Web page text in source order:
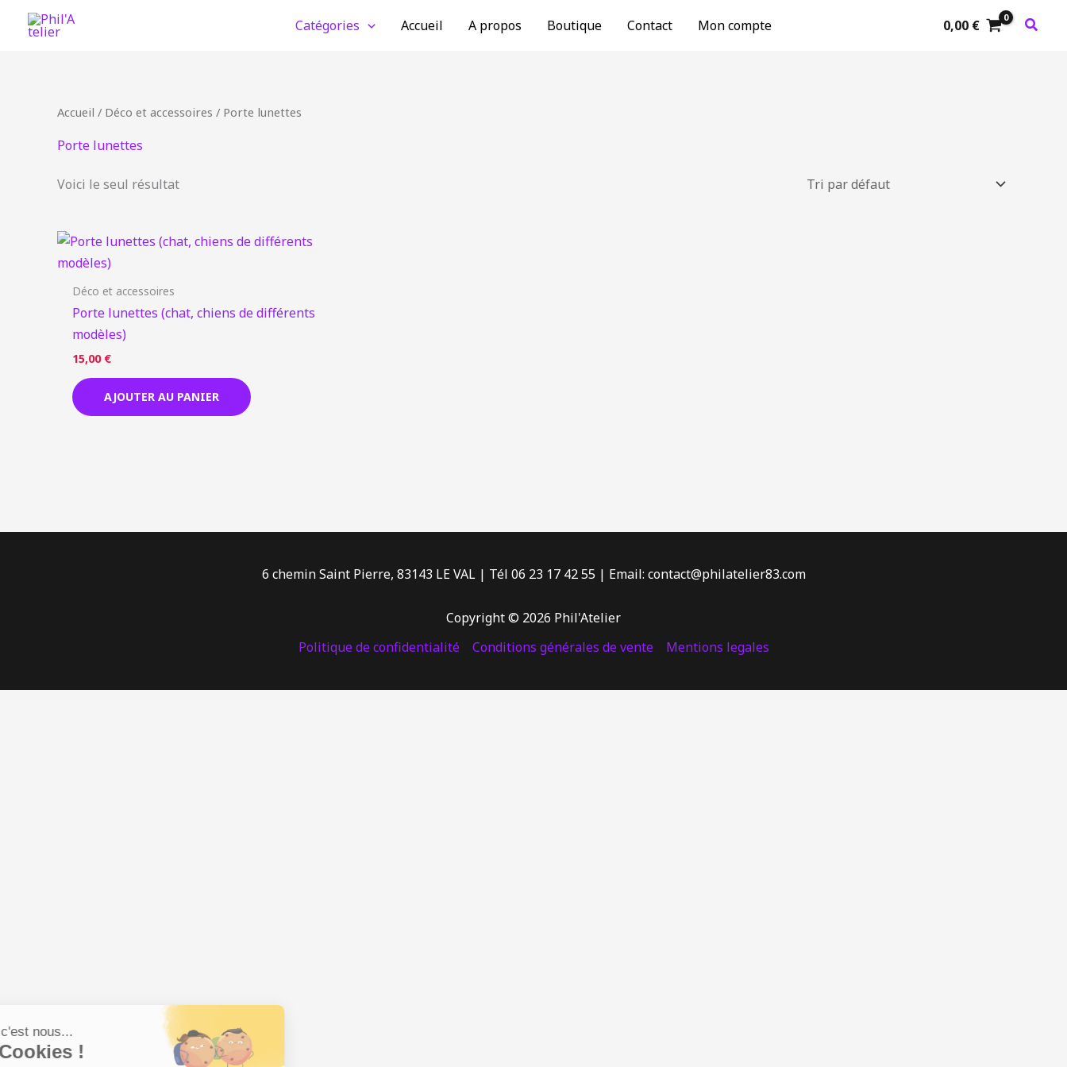
Catégories Accueil A propos Boutique Contact Mon compte 0,00 €
Accueil / Déco et accessoires / Porte lunettes
Porte lunettes
Voici le seul résultat
Déco et accessoires
Porte lunettes (chat, chiens de différents
modèles)
15,00 €
AJOUTER AU PANIER
6 chemin Saint Pierre, 83143 LE VAL | Tél 06 23 17 42 55 | Email: contact@philatelier83.com
Copyright © 2026 Phil'Atelier
Politique de confidentialité
Conditions générales de vente Mentions legales